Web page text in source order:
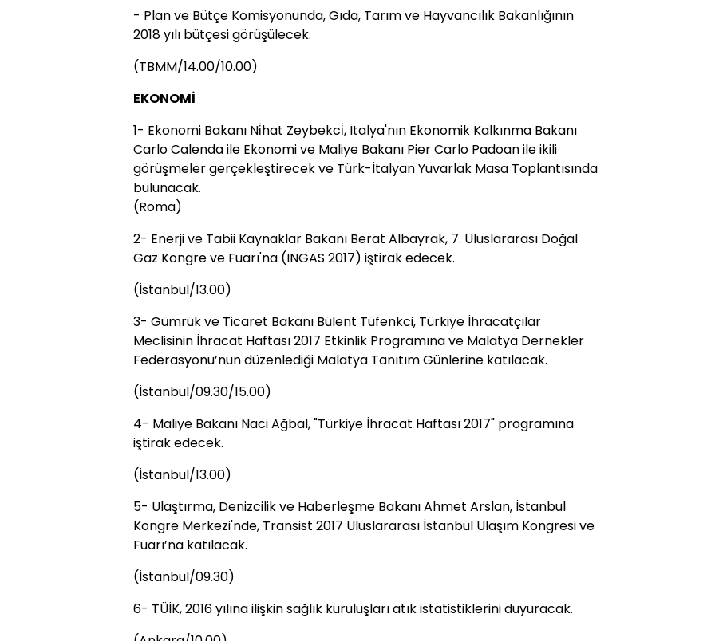
- Plan ve Bütçe Komisyonunda, Gıda, Tarım ve Hayvancılık Bakanlığının
2018 yılı bütçesi görüşülecek.
(TBMM/14.00/10.00)
EKONOMİ
1- Ekonomi Bakanı Ni̇hat Zeybekci̇, İtalya'nın Ekonomik Kalkınma Bakanı
Carlo Calenda ile Ekonomi ve Maliye Bakanı Pier Carlo Padoan ile ikili
görüşmeler gerçekleştirecek ve Türk-İtalyan Yuvarlak Masa Toplantısında
bulunacak.
(Roma)
2- Enerji ve Tabii Kaynaklar Bakanı Berat Albayrak, 7. Uluslararası Doğal
Gaz Kongre ve Fuarı'na (INGAS 2017) iştirak edecek.
(İstanbul/13.00)
3- Gümrük ve Ticaret Bakanı Bülent Tüfenkci, Türkiye İhracatçılar
Meclisinin İhracat Haftası 2017 Etkinlik Programına ve Malatya Dernekler
Federasyonu’nun düzenlediği Malatya Tanıtım Günlerine katılacak.
(İstanbul/09.30/15.00)
4- Maliye Bakanı Naci Ağbal, "Türkiye İhracat Haftası 2017" programına
iştirak edecek.
(İstanbul/13.00)
5- Ulaştırma, Denizcilik ve Haberleşme Bakanı Ahmet Arslan, İstanbul
Kongre Merkezi'nde, Transist 2017 Uluslararası İstanbul Ulaşım Kongresi ve
Fuarı’na katılacak.
(İstanbul/09.30)
6- TÜİK, 2016 yılına ilişkin sağlık kuruluşları atık istatistiklerini duyuracak.